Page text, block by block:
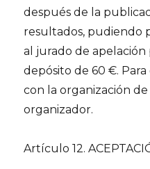
después de la
resultados, pudiendo
al jurado de
depósito de 60 €.
con la organización de
organizador.
Artículo 12.